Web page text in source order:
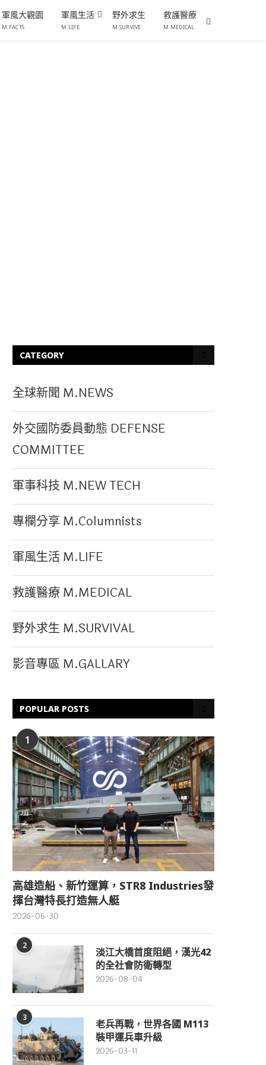
軍風大觀園
M.FACTS
軍風生活
M.LIFE
野外求生
M.SURVIVE
救護醫療
M.MEDICAL
CATEGORY
全球新聞 M.NEWS
外交國防委員動態 DEFENSE
COMMITTEE
軍事科技 M.NEW TECH
專欄分享 M.Columnists
軍風生活 M.LIFE
救護醫療 M.MEDICAL
野外求生 M.SURVIVAL
影音專區 M.GALLARY
POPULAR POSTS
1
高雄造船、新竹運算，STR8 Industries發
揮台灣特長打造無人艇
2026-06-30
2
淡江大橋首度阻絕，漢光42
的全社會防衛轉型
2026-08-04
3
老兵再戰，世界各國 M113
裝甲運兵車升級
2026-03-11